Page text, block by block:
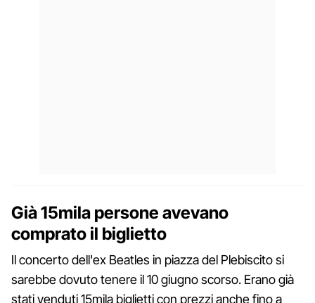
Già 15mila persone avevano
comprato il biglietto
Il concerto dell'ex Beatles in piazza del Plebiscito si
sarebbe dovuto tenere il 10 giugno scorso. Erano già
stati venduti 15mila biglietti con prezzi anche fino a